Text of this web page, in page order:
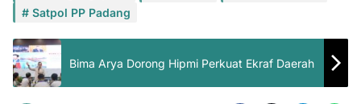
Satpol PP Padang
Bima Arya Dorong Hipmi Perkuat Ekraf Daerah